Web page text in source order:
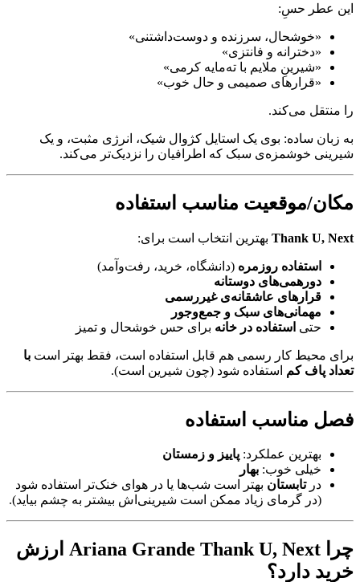
این عطر حسِ:
«خوشحال، سرزنده و دوست‌داشتنی»
«دخترانه و فانتزی»
«شیرینِ ملایم با ته‌مایه کرمی»
«قرارهای صمیمی و حال خوب»
را منتقل می‌کند.
به زبان ساده: بوی یک استایل کژوال شیک، انرژی مثبت، و یک
شیرینی خوشمزه‌ی سبک که اطرافیان را نزدیک‌تر می‌کند.
مکان/موقعیت مناسب استفاده
Thank U, Next بهترین انتخاب است برای:
استفاده روزمره (دانشگاه، خرید، رفت‌وآمد)
دورهمی‌های دوستانه
قرارهای عاشقانه‌ی غیررسمی
مهمانی‌های سبک و جمع‌وجور
حتی استفاده در خانه برای حس خوشحال و تمیز
برای محیط کار رسمی هم قابل استفاده است، فقط بهتر است با
تعداد پاف کم استفاده شود (چون شیرین است).
فصل مناسب استفاده
بهترین عملکرد: پاییز و زمستان
خیلی خوب: بهار
درتابستان بهتر است شب‌ها یا در هوای خنک‌تر استفاده شود
(در گرمای زیاد ممکن است شیرینی‌اش بیشتر به چشم بیاید).
چرا Ariana Grande Thank U, Next ارزش
خرید دارد؟